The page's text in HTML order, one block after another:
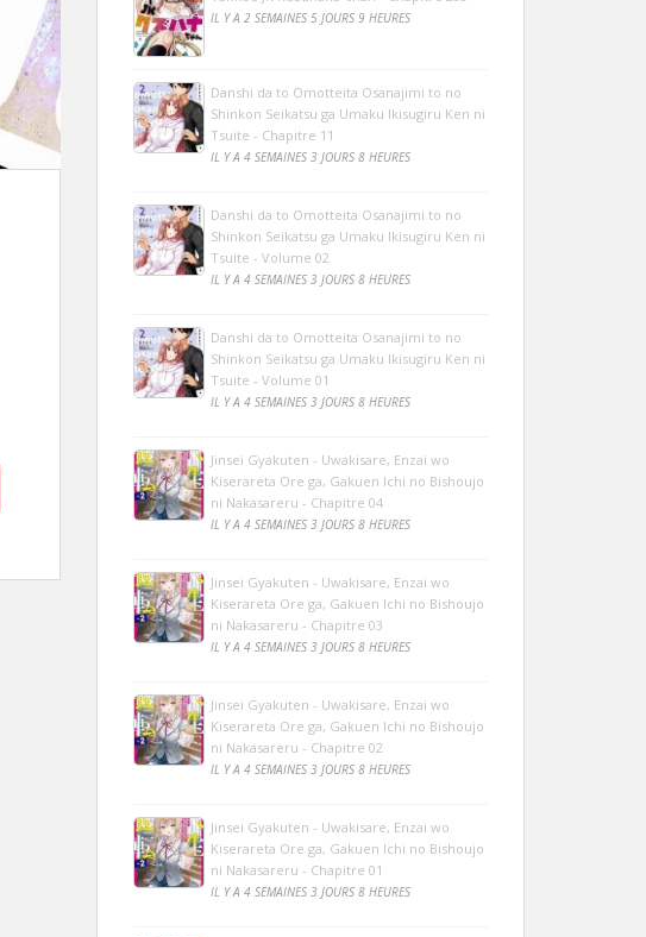
IL Y A 2 SEMAINES 5 JOURS 9 HEURES
Danshi da to Omotteita Osanajimi to no
Shinkon Seikatsu ga Umaku Ikisugiru Ken ni
Tsuite - Chapitre 11
IL Y A 4 SEMAINES 3 JOURS 8 HEURES
Danshi da to Omotteita Osanajimi to no
Shinkon Seikatsu ga Umaku Ikisugiru Ken ni
Tsuite - Volume 02
IL Y A 4 SEMAINES 3 JOURS 8 HEURES
Danshi da to Omotteita Osanajimi to no
Shinkon Seikatsu ga Umaku Ikisugiru Ken ni
Tsuite - Volume 01
IL Y A 4 SEMAINES 3 JOURS 8 HEURES
Jinsei Gyakuten - Uwakisare, Enzai wo
Kiserareta Ore ga, Gakuen Ichi no Bishoujo
ni Nakasareru - Chapitre 04
IL Y A 4 SEMAINES 3 JOURS 8 HEURES
Jinsei Gyakuten - Uwakisare, Enzai wo
Kiserareta Ore ga, Gakuen Ichi no Bishoujo
ni Nakasareru - Chapitre 03
IL Y A 4 SEMAINES 3 JOURS 8 HEURES
Jinsei Gyakuten - Uwakisare, Enzai wo
Kiserareta Ore ga, Gakuen Ichi no Bishoujo
ni Nakasareru - Chapitre 02
IL Y A 4 SEMAINES 3 JOURS 8 HEURES
Jinsei Gyakuten - Uwakisare, Enzai wo
Kiserareta Ore ga, Gakuen Ichi no Bishoujo
ni Nakasareru - Chapitre 01
IL Y A 4 SEMAINES 3 JOURS 8 HEURES